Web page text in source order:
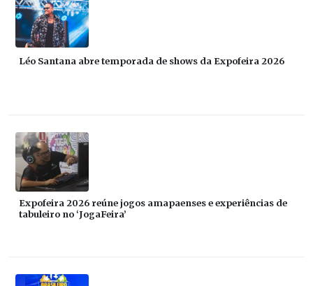
Léo Santana abre temporada de shows da Expofeira 2026
Expofeira 2026 reúne jogos amapaenses e experiências de
tabuleiro no ‘JogaFeira’